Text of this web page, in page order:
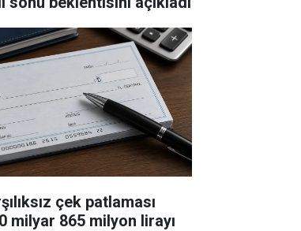
çek patlaması
milyar 865 milyon lirayı